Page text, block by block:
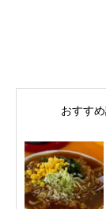
おすす